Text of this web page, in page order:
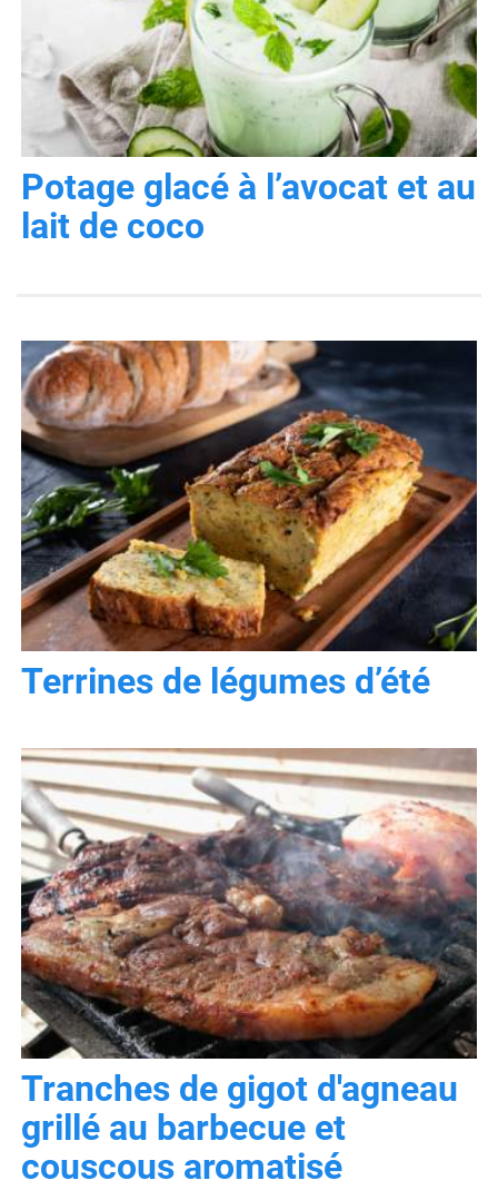
Potage glacé à l’avocat et au
lait de coco
Terrines de légumes d’été
Tranches de gigot d'agneau
grillé au barbecue et
couscous aromatisé